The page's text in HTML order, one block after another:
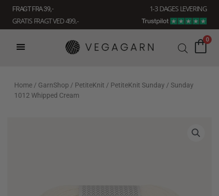
indholdet
FRAGT FRA 39, -
1-3 DAGES LEVERING
GRATIS FRAGT VED 499,-
0
Home / GarnShop / PetiteKnit / PetiteKnit Sunday / Sunday
1012 Whipped Cream